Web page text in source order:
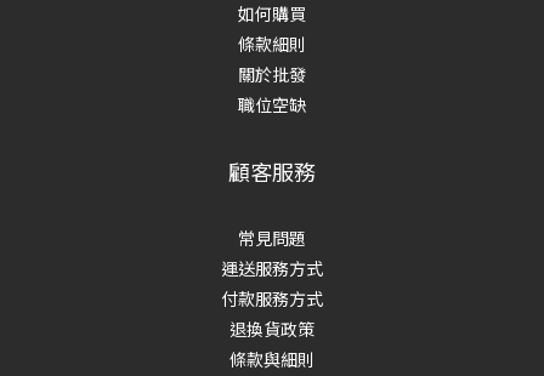
如何購買
條款細則
關於批發
職位空缺
顧客服務
常見問題
運送服務方式
付款服務方式
退換貨政策
條款與細則